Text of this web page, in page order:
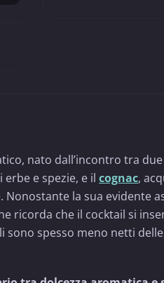
nato dall’incontro tra
e spezie, e il cognac,
la sua evidente
ricorda che il cocktail si
spesso meno netti